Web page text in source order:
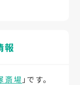
報
斎場 」です。